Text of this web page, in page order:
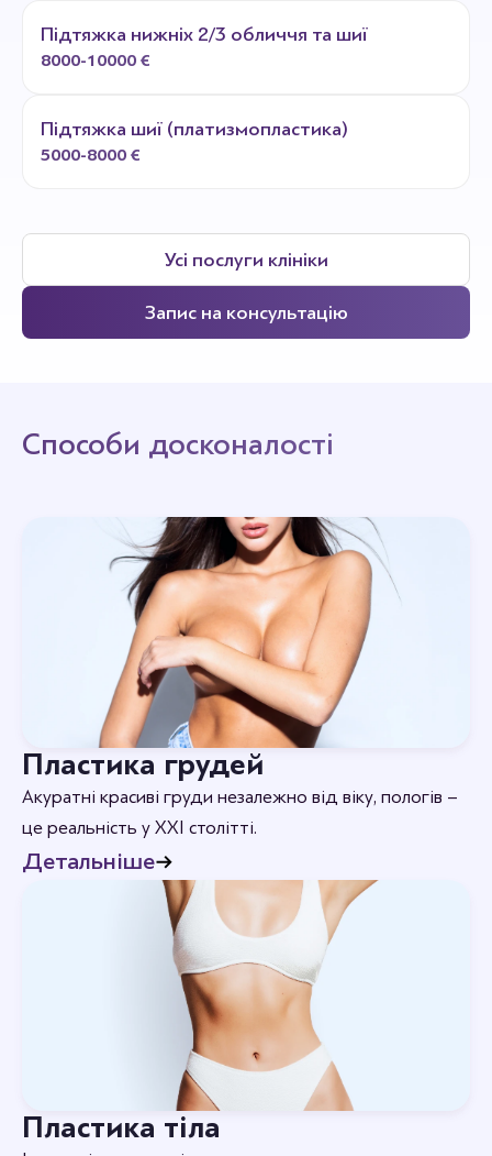
Підтяжка нижніх 2/3 обличчя та шиї
8000-10000 €
Підтяжка шиї (платизмопластика)
5000-8000 €
Усі послуги клініки
Запис на консультацію
Способи досконалості
Пластика грудей
Акуратні красиві груди незалежно від віку, пологів –
це реальність у XXI столітті.
Детальніше
Пластика тіла